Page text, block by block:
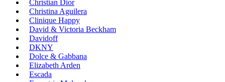
Christian Dior
Christina Aguilera
Clinique Happy
David & Victoria Beckham
Davidoff
DKNY
Dolce & Gabbana
Elizabeth Arden
Escada